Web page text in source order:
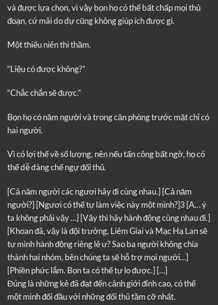
và được lựa chọn, vì vậy bọn họ có thể bất chấp mọi thủ
đoạn, cứ mãi do dự cũng không giúp ích được gì.
Một thiếu niên thì thầm.
“Liệu có được không?”
“Chắc chắn sẽ được.”
Bọn họ có năm người và trong căn phòng trước mặt chỉ có
hai người.
Vì có lợi thế về số lượng, nên nếu tấn công bất ngờ, họ có
thể dễ dàng chế ngự đối thủ.
[Cả năm người các ngươi hãy đi cùng nhau.] [Cả năm
người?] [Ngươi có thể tự làm việc này một mình?]3 [A… ý
ta không phải vậy …] [Vậy thì hãy hành động cùng nhau đi.]
[Khoan đã, vậy là đội trưởng, Liêm Giai và Mạc Hạ Lan sẽ
tự mình hành động riêng lẻ ư? Sao ba người không chia
thành hai nhóm, bên chúng ta sẽ hỗ trợ mọi người…]
[Phiền phức lắm. Bọn ta có thể tự lo được.] […]
Đúng là những kẻ đã đạt đến cảnh giới đỉnh cao, có thể
một mình đối đầu với những đối thủ tầm cỡ nhất.